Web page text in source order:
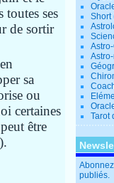
toutes ses
de sortir
sa
ou
certaines
être
Short
Tarot
publiés.